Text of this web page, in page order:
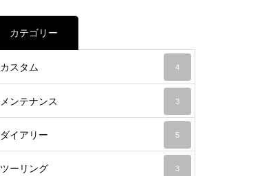
カテゴリー
カスタム 4
メンテナンス 3
ダイアリー 5
ツーリング 3